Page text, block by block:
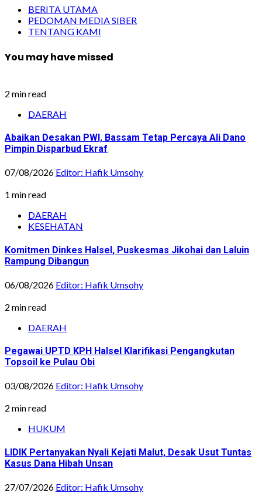
BERITA UTAMA
PEDOMAN MEDIA SIBER
TENTANG KAMI
You may have missed
2 min read
DAERAH
Abaikan Desakan PWI, Bassam Tetap Percaya Ali Dano
Pimpin Disparbud Ekraf
07/08/2026 Editor: Hafik Umsohy
1 min read
DAERAH
KESEHATAN
Komitmen Dinkes Halsel, Puskesmas Jikohai dan Laluin
Rampung Dibangun
06/08/2026 Editor: Hafik Umsohy
2 min read
DAERAH
Pegawai UPTD KPH Halsel Klarifikasi Pengangkutan
Topsoil ke Pulau Obi
03/08/2026 Editor: Hafik Umsohy
2 min read
HUKUM
LIDIK Pertanyakan Nyali Kejati Malut, Desak Usut Tuntas
Kasus Dana Hibah Unsan
27/07/2026 Editor: Hafik Umsohy